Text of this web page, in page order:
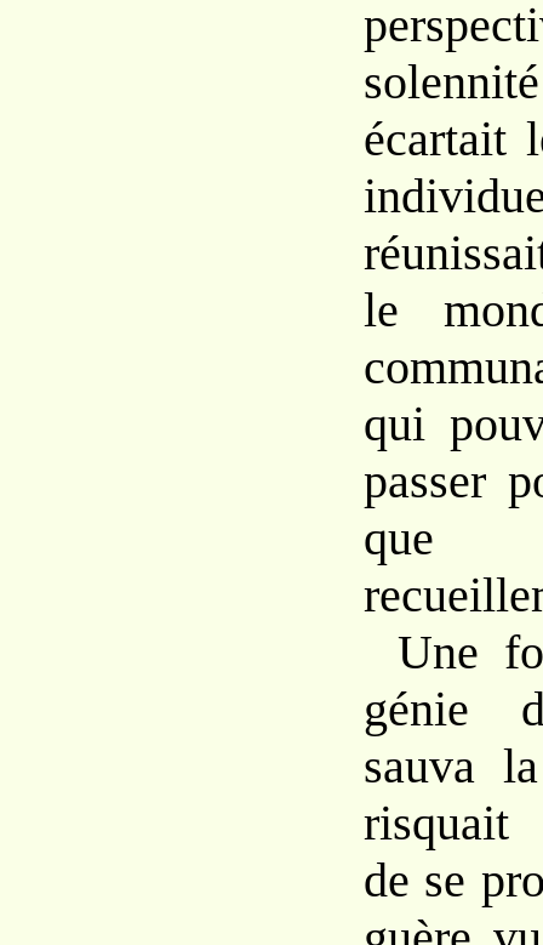
écartait
le
qui
passer
que
Une
génie
sauva
risquait
de se